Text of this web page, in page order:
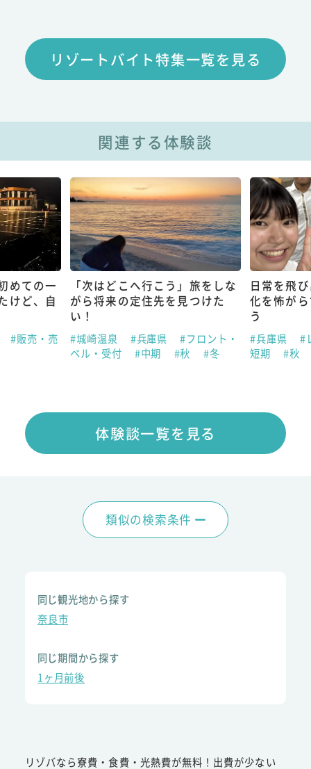
リゾートバイト特集一覧を見る
関連する体験談
めての一
けど、自
#販売・売
「次はどこへ行こう」旅をしな
がら将来の定住先を見つけた
い！
#城崎温泉 #兵庫県
#フロント・
ベル・受付
#中期 #秋 #冬
日常を飛
化を怖が
う
#兵庫県
#
短期
#秋
体験談一覧を見る
類似の検索条件
同じ観光地から探す
奈良市
同じ期間から探す
1ヶ月前後
リゾバなら寮費・食費・光熱費が無料！出費が少ない